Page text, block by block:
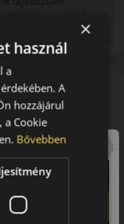
abroncs
nyári abroncs,
fejlesztettek.
×
használ
a
A
hozzájárul
a Cookie
Bővebben